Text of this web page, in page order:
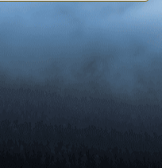
termali e yoga, gli
crescono come
pour les voyageurs des
de luxe